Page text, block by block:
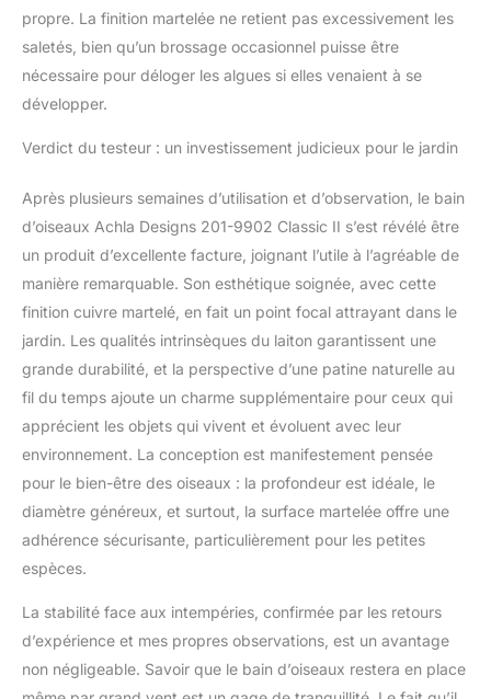
propre. La finition martelée ne retient pas excessivement les
saletés, bien qu’un brossage occasionnel puisse être
nécessaire pour déloger les algues si elles venaient à se
développer.
Verdict du testeur : un investissement judicieux pour le jardin
Après plusieurs semaines d’utilisation et d’observation, le bain
d’oiseaux Achla Designs 201-9902 Classic II s’est révélé être
un produit d’excellente facture, joignant l’utile à l’agréable de
manière remarquable. Son esthétique soignée, avec cette
finition cuivre martelé, en fait un point focal attrayant dans le
jardin. Les qualités intrinsèques du laiton garantissent une
grande durabilité, et la perspective d’une patine naturelle au
fil du temps ajoute un charme supplémentaire pour ceux qui
apprécient les objets qui vivent et évoluent avec leur
environnement. La conception est manifestement pensée
pour le bien-être des oiseaux : la profondeur est idéale, le
diamètre généreux, et surtout, la surface martelée offre une
adhérence sécurisante, particulièrement pour les petites
espèces.
La stabilité face aux intempéries, confirmée par les retours
d’expérience et mes propres observations, est un avantage
non négligeable. Savoir que le bain d’oiseaux restera en place